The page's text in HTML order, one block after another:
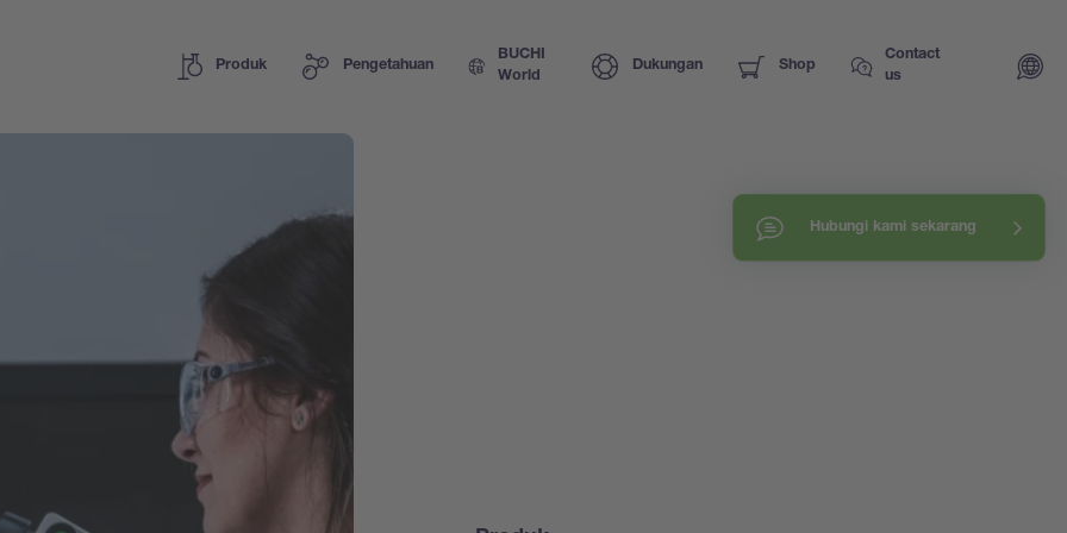
Produk Pengetahuan
BUCHI
World
Dukungan Shop
Contact
us
Hubungi kami sekarang